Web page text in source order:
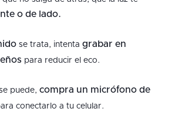
o de lado.
se trata, intenta grabar en
para reducir el eco.
puede, compra un micrófono de
conectarlo a tu celular.